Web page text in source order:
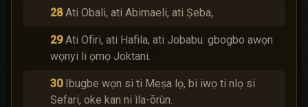
28 Ati Obali, ati Abimaeli, ati Ṣeba,
29 Ati Ofiri, ati Hafila, ati Jobabu: gbogbo awọn
wọnyi li ọmọ Joktani.
30 Ibugbe wọn si ti Meṣa lọ, bi iwọ ti nlọ si
Sefari, oke kan ni ìla-õrùn.